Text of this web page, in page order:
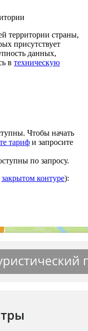
территории страны,
присутствует
данных,
в техническую
Чтобы начать
тариф и запросите
по запросу.
закрытом контуре):